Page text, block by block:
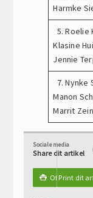
Harmke
5. Roelie
Klasine
Jennie
7. Nynke
Manon
Marrit
Sociale media
Share dit artikel
 Of Print dit